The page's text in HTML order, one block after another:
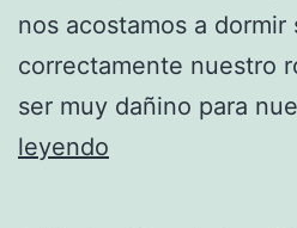
nos acostamos a dormir
correctamente nuestro
ser muy dañino para
leyendo